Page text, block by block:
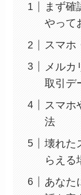
まず確
やって
スマホ
メルカ
取引デ
スマホ
法
壊れた
らえる
あなた